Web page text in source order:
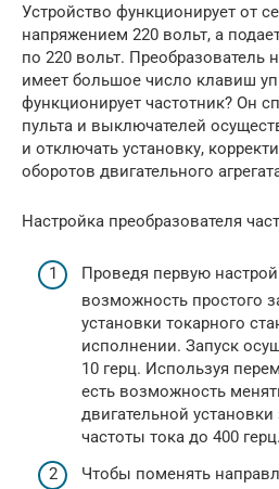
Устройство функционирует от
напряжением 220 вольт, а
по 220 вольт. Преобразователь
имеет большое число клавиш
функционирует частотник? Он
пульта и выключателей
и отключать установку,
оборотов двигательного
Настройка преобразователя
Проведя первую
возможность простого
установки токарного
исполнении. Запуск
10 герц. Используя
есть возможность
двигательной
частоты тока до 400 герц.
Чтобы поменять